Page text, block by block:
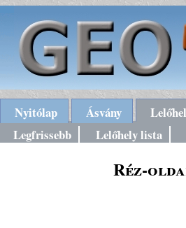
Nyitólap Ásvány
Legfrissebb
Lelőhely lista
Réz-